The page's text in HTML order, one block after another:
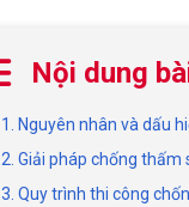
Nội dung
1. Nguyên nhân và dấu
2. Giải pháp chống
3. Quy trình thi công